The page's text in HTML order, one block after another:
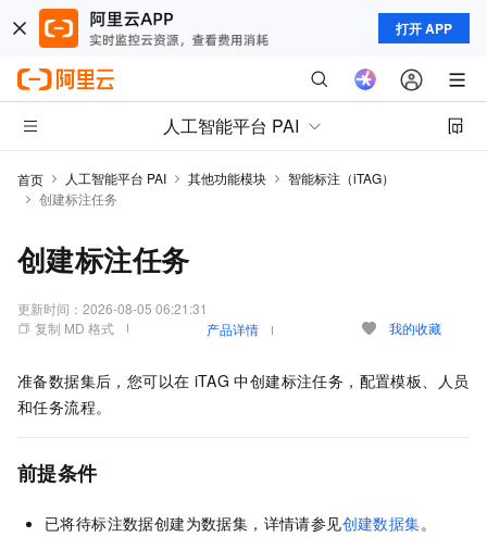
打开 APP
人工智能平台 PAI
首页 人工智能平台 PAI 其他功能模块
智能标注（iTAG）
创建标注任务
创建标注任务
更新时间： 2026-08-05 06:21:31
复制 MD 格式
产品详情 我的收藏
准备数据集后，您可以在 iTAG 中创建标注任务，配置模板、人员
和任务流程。
前提条件
已将待标注数据创建为数据集，详情请参见创建数据集。